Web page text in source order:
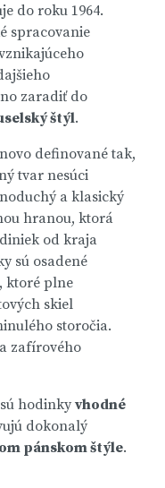
do roku 1964.
spracovanie
zaradiť do
štýl.
definované tak,
tvar nesúci
a klasický
hranou, ktorá
od kraja
sú osadené
, ktoré plne
skiel
storočia.
zafírového
hodinky vhodné
dokonalý
pánskom štýle.